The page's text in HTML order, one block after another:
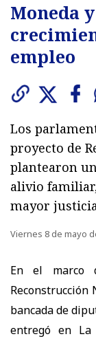
Moneda
empleo
Los
proyecto de
plantearon
alivio
mayor
Viernes 8 de mayo
En el marco
bancada de
entregó en